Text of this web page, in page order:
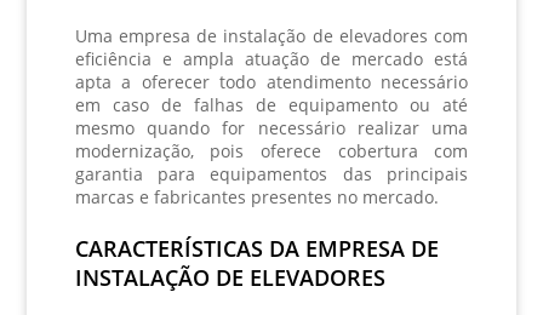
Uma empresa de instalação de elevadores com
eficiência e ampla atuação de mercado está
apta a oferecer todo atendimento necessário
em caso de falhas de equipamento ou até
mesmo quando for necessário realizar uma
modernização, pois oferece cobertura com
garantia para equipamentos das principais
marcas e fabricantes presentes no mercado.
CARACTERÍSTICAS DA EMPRESA DE
INSTALAÇÃO DE ELEVADORES